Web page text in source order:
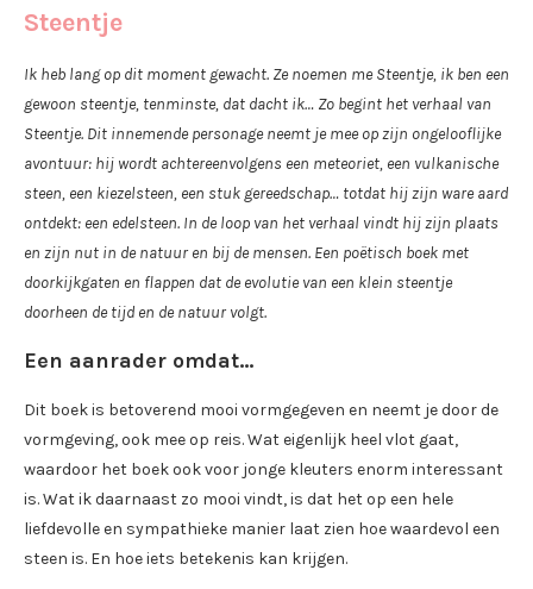
Steentje
Ik heb lang op dit moment gewacht. Ze noemen me Steentje, ik ben een
gewoon steentje, tenminste, dat dacht ik… Zo begint het verhaal van
Steentje. Dit innemende personage neemt je mee op zijn ongelooflijke
avontuur: hij wordt achtereenvolgens een meteoriet, een vulkanische
steen, een kiezelsteen, een stuk gereedschap… totdat hij zijn ware aard
ontdekt: een edelsteen. In de loop van het verhaal vindt hij zijn plaats
en zijn nut in de natuur en bij de mensen. Een poëtisch boek met
doorkijkgaten en flappen dat de evolutie van een klein steentje
doorheen de tijd en de natuur volgt.
Een aanrader omdat…
Dit boek is betoverend mooi vormgegeven en neemt je door de
vormgeving, ook mee op reis. Wat eigenlijk heel vlot gaat,
waardoor het boek ook voor jonge kleuters enorm interessant
is. Wat ik daarnaast zo mooi vindt, is dat het op een hele
liefdevolle en sympathieke manier laat zien hoe waardevol een
steen is. En hoe iets betekenis kan krijgen.